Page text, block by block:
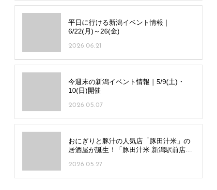
平日に行ける新潟イベント情報｜
6/22(月)～26(金)
2026.06.21
今週末の新潟イベント情報｜5/9(土)・
10(日)開催
2026.05.07
おにぎりと豚汁の人気店「豚田汁米」の
居酒屋が誕生！「豚田汁米 新潟駅前店」
2026.05.27